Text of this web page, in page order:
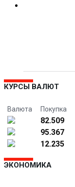
КУРСЫ ВАЛЮТ
Валюта Покупка
82.509
95.367
12.235
ЭКОНОМИКА